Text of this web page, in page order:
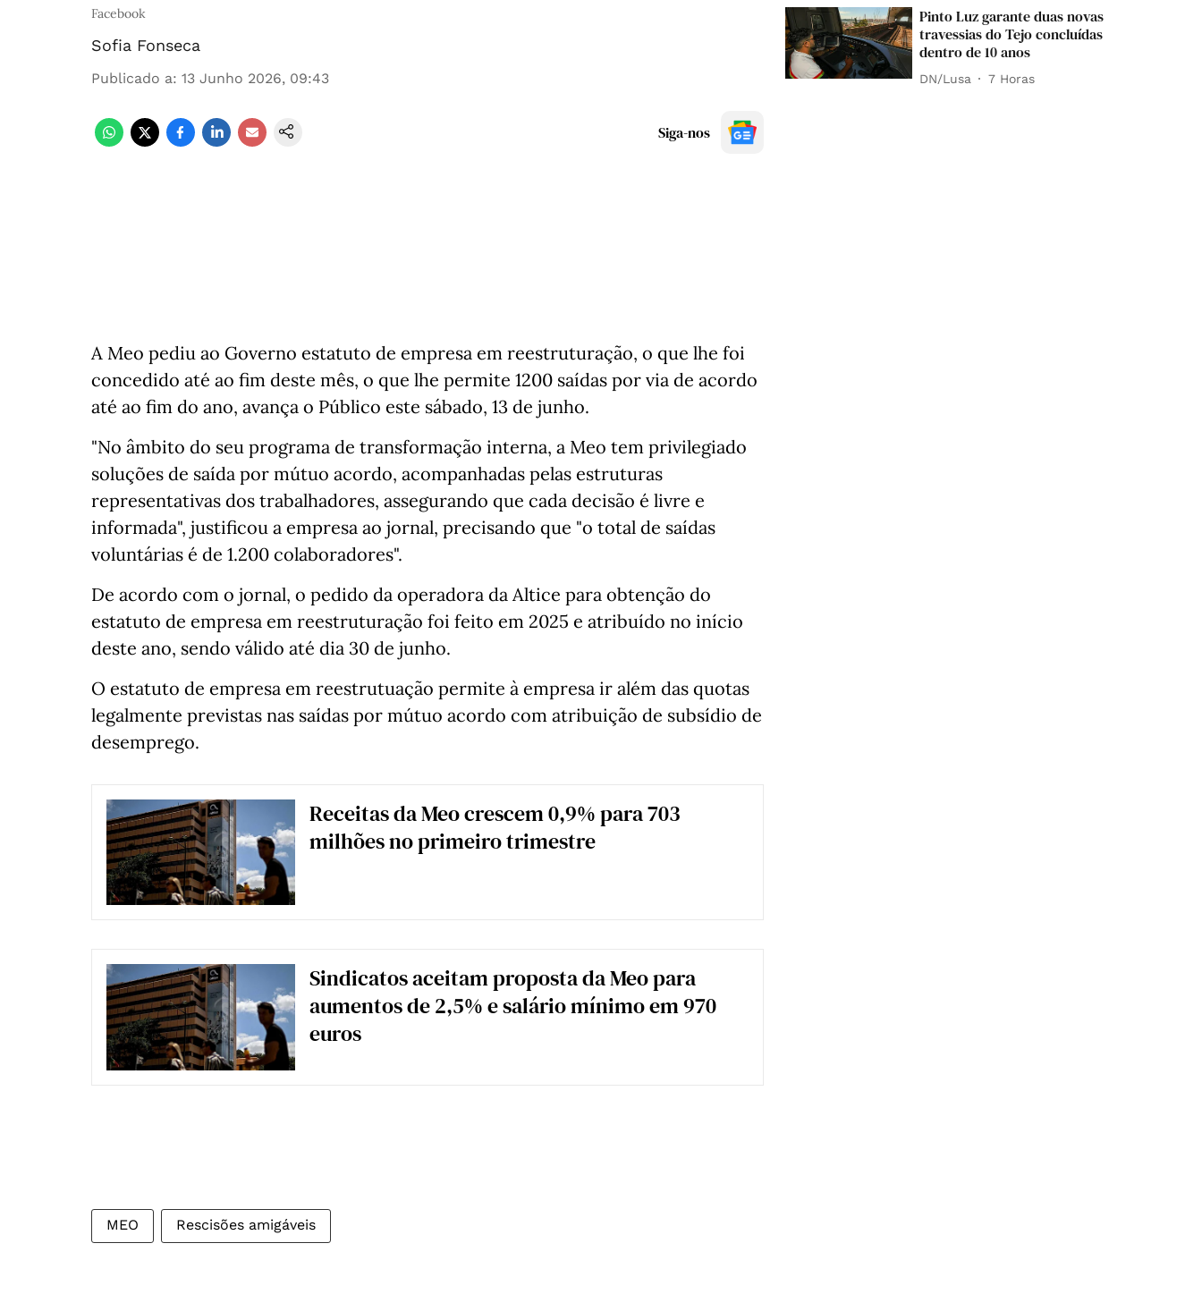
Facebook
Sofia Fonseca
Publicado a: 13 Junho 2026, 09:43
Siga-nos
A Meo pediu ao Governo estatuto de empresa em reestruturação, o que lhe foi
concedido até ao fim deste mês, o que lhe permite 1200 saídas por via de acordo
até ao fim do ano, avança o Público este sábado, 13 de junho.
"No âmbito do seu programa de transformação interna, a Meo tem privilegiado
soluções de saída por mútuo acordo, acompanhadas pelas estruturas
representativas dos trabalhadores, assegurando que cada decisão é livre e
informada", justificou a empresa ao jornal, precisando que "o total de saídas
voluntárias é de 1.200 colaboradores".
De acordo com o jornal, o pedido da operadora da Altice para obtenção do
estatuto de empresa em reestruturação foi feito em 2025 e atribuído no início
deste ano, sendo válido até dia 30 de junho.
O estatuto de empresa em reestrutuação permite à empresa ir além das quotas
legalmente previstas nas saídas por mútuo acordo com atribuição de subsídio de
desemprego.
Receitas da Meo crescem 0,9% para 703
milhões no primeiro trimestre
Sindicatos aceitam proposta da Meo para
aumentos de 2,5% e salário mínimo em 970
euros
MEO Rescisões amigáveis
Pinto Luz garante duas novas
travessias do Tejo concluídas
dentro de 10 anos
DN/Lusa 7 Horas